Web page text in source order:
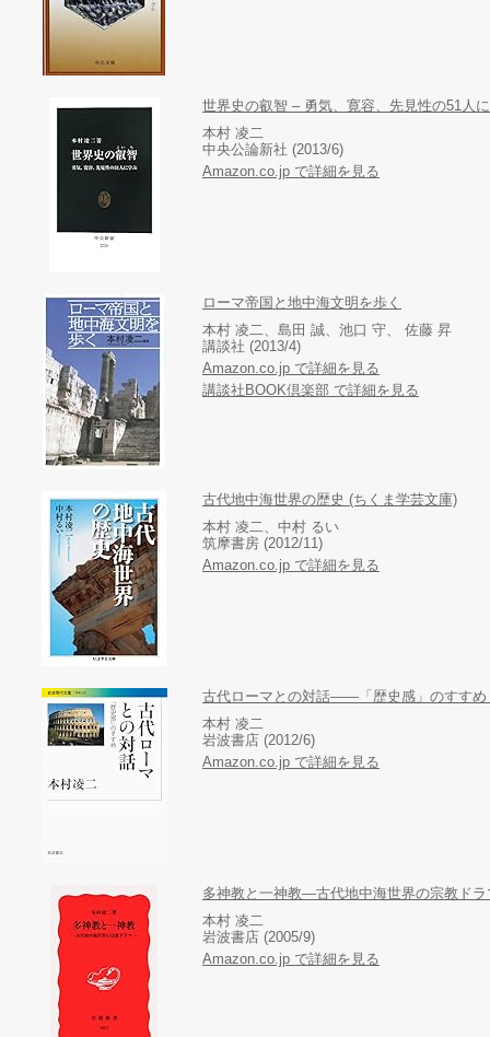
世界史の叡智 – 勇気、寛容、先見性の51人
本村 凌二
中央公論新社 (2013/6)
Amazon.co.jp で詳細を見る
ローマ帝国と地中海文明を歩く
本村 凌二、島田 誠、池口 守、 佐藤 昇
講談社 (2013/4)
Amazon.co.jp で詳細を見る
講談社BOOK倶楽部 で詳細を見る
古代地中海世界の歴史 (ちくま学芸文庫)
本村 凌二、中村 るい
筑摩書房 (2012/11)
Amazon.co.jp で詳細を見る
古代ローマとの対話――「歴史感」のすすめ
本村 凌二
岩波書店 (2012/6)
Amazon.co.jp で詳細を見る
多神教と一神教―古代地中海世界の宗教ドラ
本村 凌二
岩波書店 (2005/9)
Amazon.co.jp で詳細を見る